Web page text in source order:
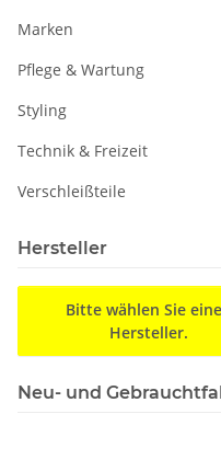
Marken
Pflege & Wartung
Styling
Technik & Freizeit
Verschleißteile
Hersteller
Bitte wählen Sie
Hersteller.
Neu- und